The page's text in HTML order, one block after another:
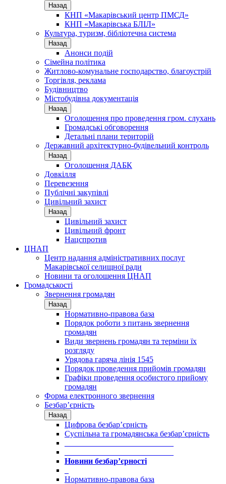
Назад
КНП «Макарівський центр ПМСД»
КНП «Макарівська БЛІЛ»
Культура, туризм, бібліотечна система
Назад
Анонси подій
Сімейна політика
Житлово-комунальне господарство, благоустрій
Торгівля, реклама
Будівництво
Містобудівна документація
Назад
Оголошення про проведення гром. слухань
Громадські обговорення
Детальні плани територій
Державний архітектурно-будівельний контроль
Назад
Оголошення ДАБК
Довкілля
Перевезення
Публічні закупівлі
Цивільний захист
Назад
Цивільний захист
Цивільний фронт
Нацспротив
ЦНАП
Центр надання адміністративних послуг
Макарівської селищної ради
Новини та оголошення ЦНАП
Громадськості
Звернення громадян
Назад
Нормативно-правова база
Порядок роботи з питань звернення
громадян
Види звернень громадян та терміни їх
розгляду
Урядова гаряча лінія 1545
Порядок проведення прийомів громадян
Графіки проведення особистого прийому
громадян
Форма електронного звернення
Безбар’єрність
Назад
Цифрова безбар’єрність
Суспільна та громадянська безбар’єрність
Новини безбар’єрності
Нормативно-правова база